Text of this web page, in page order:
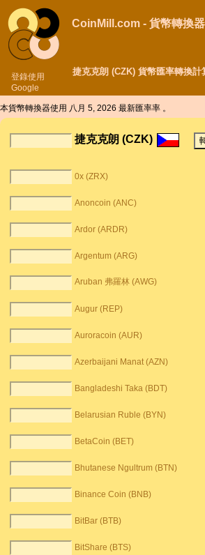
登錄使用
Google
CoinMill.com - 貨幣轉換器
捷克克朗 (CZK) 貨幣匯率轉換計
本貨幣轉換器使用 八月 5, 2026 最新匯率率 。
捷克克朗 (CZK)
0x (ZRX)
Anoncoin (ANC)
Ardor (ARDR)
Argentum (ARG)
Aruban 弗羅林 (AWG)
Augur (REP)
Auroracoin (AUR)
Azerbaijani Manat (AZN)
Bangladeshi Taka (BDT)
Belarusian Ruble (BYN)
BetaCoin (BET)
Bhutanese Ngultrum (BTN)
Binance Coin (BNB)
BitBar (BTB)
BitShare (BTS)